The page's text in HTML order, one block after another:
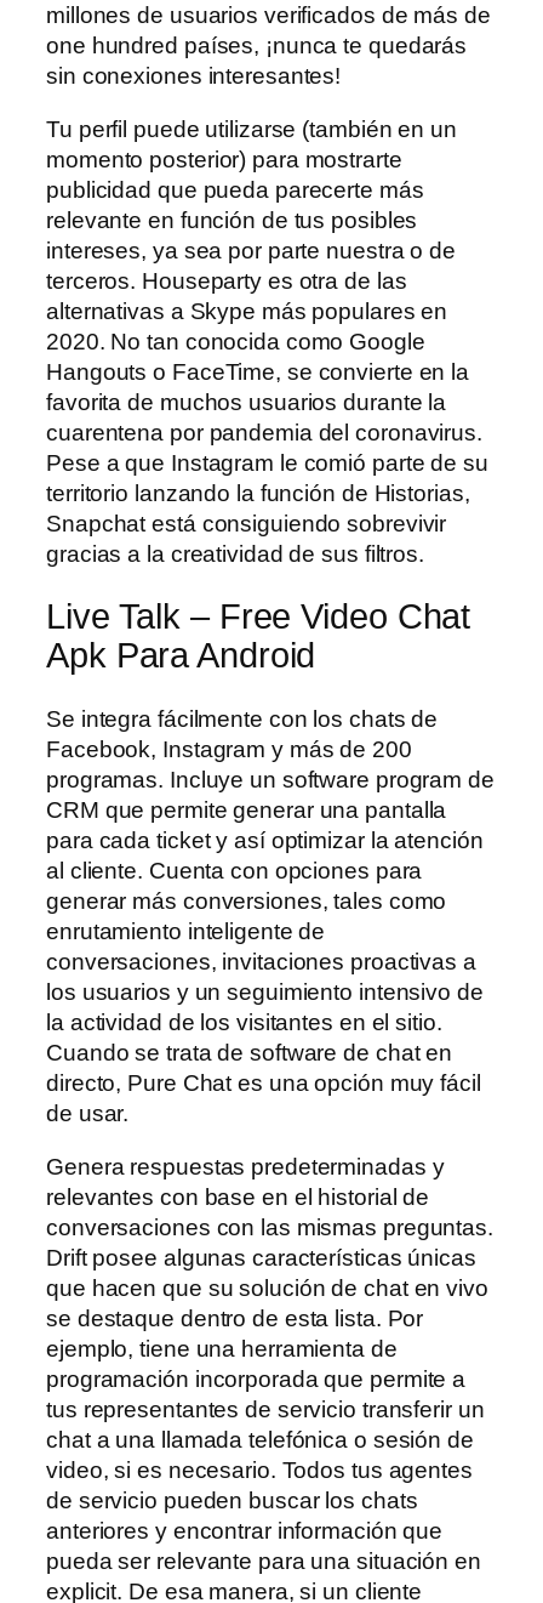
millones de usuarios verificados de más de
one hundred países, ¡nunca te quedarás
sin conexiones interesantes!
Tu perfil puede utilizarse (también en un
momento posterior) para mostrarte
publicidad que pueda parecerte más
relevante en función de tus posibles
intereses, ya sea por parte nuestra o de
terceros. Houseparty es otra de las
alternativas a Skype más populares en
2020. No tan conocida como Google
Hangouts o FaceTime, se convierte en la
favorita de muchos usuarios durante la
cuarentena por pandemia del coronavirus.
Pese a que Instagram le comió parte de su
territorio lanzando la función de Historias,
Snapchat está consiguiendo sobrevivir
gracias a la creatividad de sus filtros.
Live Talk – Free Video Chat
Apk Para Android
Se integra fácilmente con los chats de
Facebook, Instagram y más de 200
programas. Incluye un software program de
CRM que permite generar una pantalla
para cada ticket y así optimizar la atención
al cliente. Cuenta con opciones para
generar más conversiones, tales como
enrutamiento inteligente de
conversaciones, invitaciones proactivas a
los usuarios y un seguimiento intensivo de
la actividad de los visitantes en el sitio.
Cuando se trata de software de chat en
directo, Pure Chat es una opción muy fácil
de usar.
Genera respuestas predeterminadas y
relevantes con base en el historial de
conversaciones con las mismas preguntas.
Drift posee algunas características únicas
que hacen que su solución de chat en vivo
se destaque dentro de esta lista. Por
ejemplo, tiene una herramienta de
programación incorporada que permite a
tus representantes de servicio transferir un
chat a una llamada telefónica o sesión de
video, si es necesario. Todos tus agentes
de servicio pueden buscar los chats
anteriores y encontrar información que
pueda ser relevante para una situación en
explicit. De esa manera, si un cliente